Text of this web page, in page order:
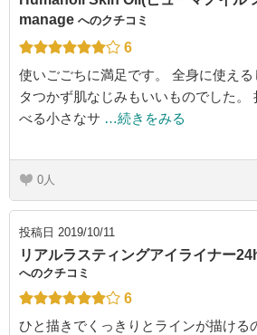
manage へのクチコミ
6
使いごごちに満足です。 全身に使える
タつかず肌なじみもいいものでした。
べる小さなサ …続きをみる
0
投稿日 2019/10/11
リアルラスティングアイライナー
へのクチコミ
6
ひと描きでくっきりとラインが描ける